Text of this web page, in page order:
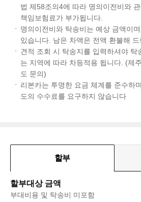
법 제58조의4에 따라 명의이전비와
책임보험료가 부가됩니다.
명의이전비와 탁송비는 예상 금액이
있습니다. 남은 차액은 전액 환불해 드
견적 조회 시 탁송지를 입력하셔야 탁
는 지역에 따라 차등적용 됩니다. (제
도 문의)
리본카는 투명한 요금 체계를 준수하
도의 수수료를 요구하지 않습니다
할부
할부대상 금액
부대비용 및 탁송비 미포함